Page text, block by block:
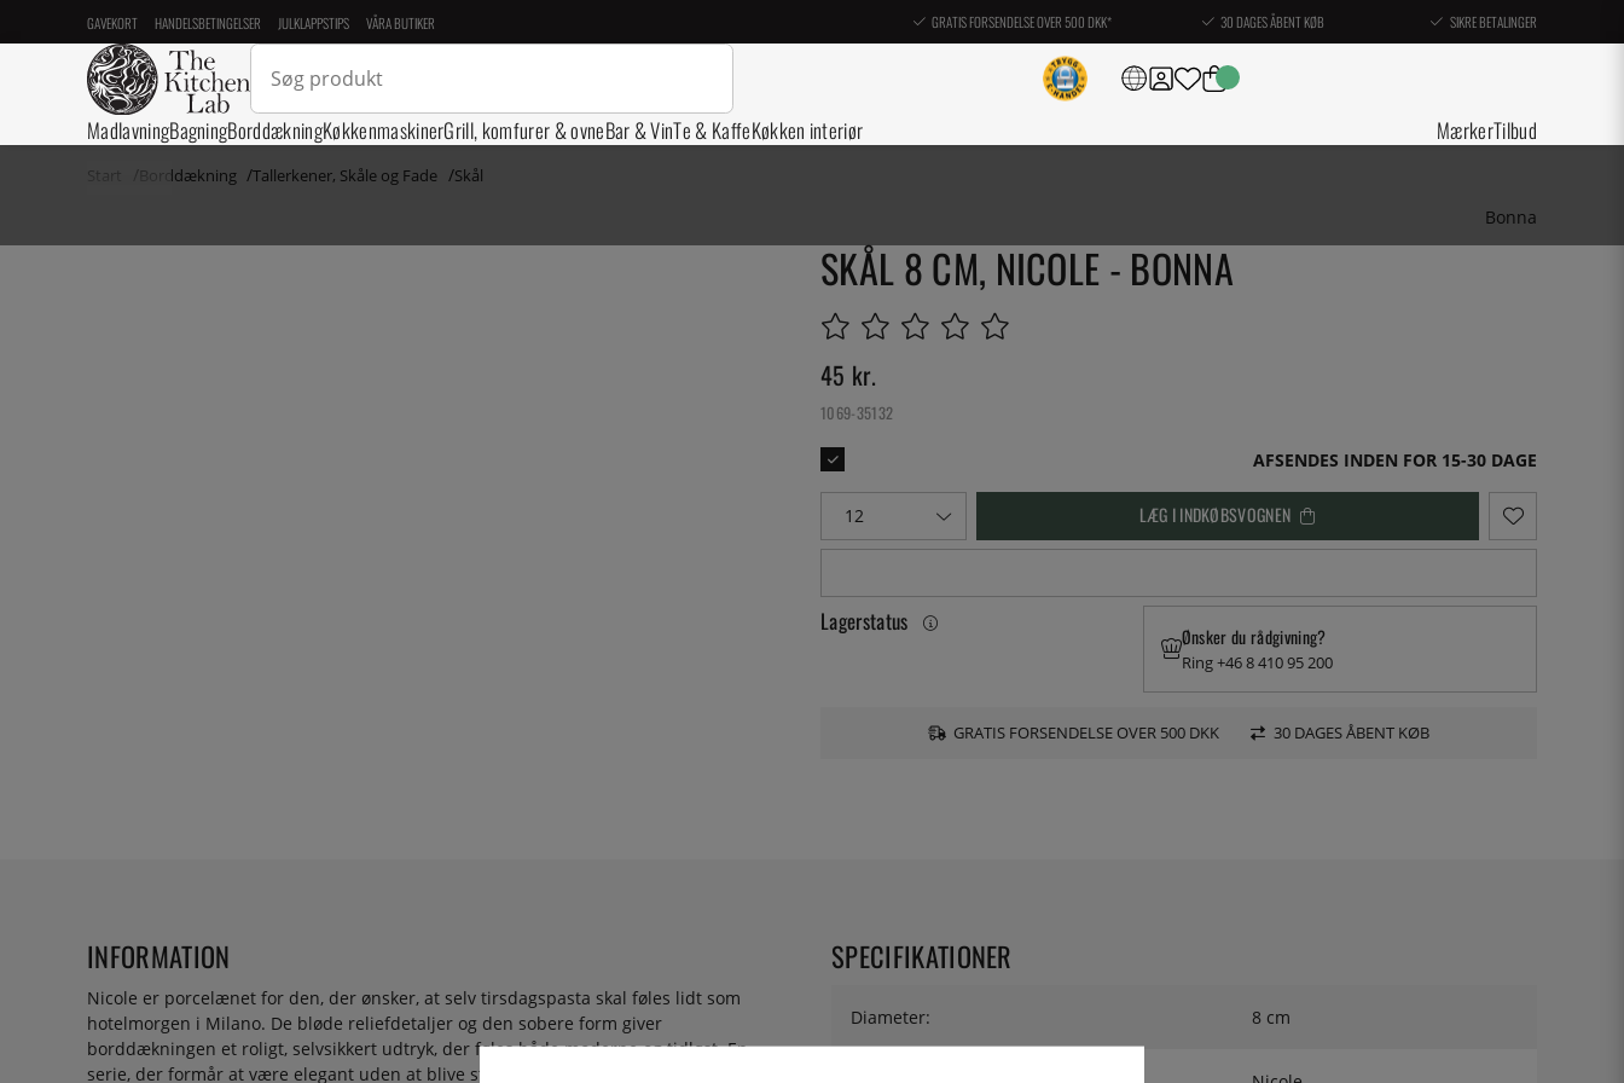
GAVEKORT HANDELSBETINGELSER JULKLAPPSTIPS VÅRA BUTIKER GRATIS FORSENDELSE OVER 500 DKK* 30 DAGES ÅBENT KØB SIKRE BETALINGER
MadlavningBagningBorddækningKøkkenmaskinerGrill, komfurer & ovneBar & VinTe & KaffeKøkken interiør MærkerTilbud
Start Borddækning Tallerkener, Skåle og Fade Skål
Bonna
SKÅL 8 CM, NICOLE - BONNA
45 kr.
1069-35132
AFSENDES INDEN FOR 15-30 DAGE
LÆG I INDKØBSVOGNEN
Lagerstatus
Ønsker du rådgivning?
Ring +46 8 410 95 200
GRATIS FORSENDELSE OVER 500 DKK 30 DAGES ÅBENT KØB
INFORMATION
Nicole er porcelænet for den, der ønsker, at selv tirsdagspasta skal føles lidt som
hotelmorgen i Milano. De bløde reliefdetaljer og den sobere form giver
borddækningen et roligt, selvsikkert udtryk, der føles både moderne og tidløst. En
serie, der formår at være elegant uden at blive stiv.
SPECIFIKATIONER
Diameter: 8 cm